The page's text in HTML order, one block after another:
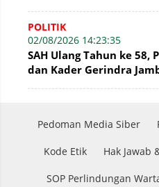
POLITIK
02/08/2026 14:23:35
SAH Ulang Tahun ke 58,
dan Kader Gerindra
Pedoman Media Siber
Kode Etik Hak Jawab
SOP Perlindungan